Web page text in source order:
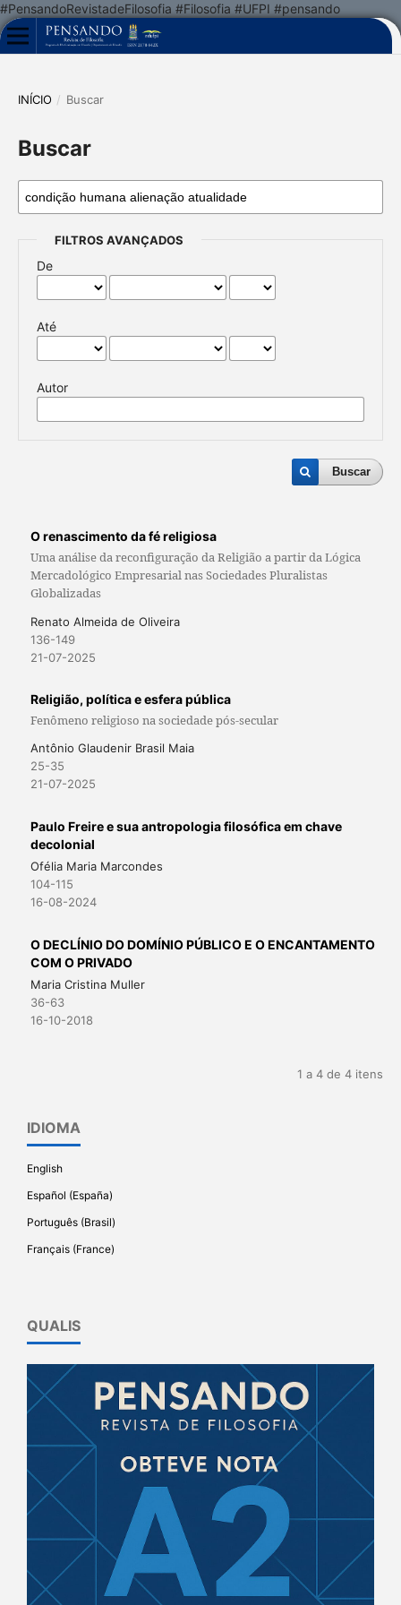
#PensandoRevistadeFilosofia #Filosofia #UFPI #pensando
INÍCIO / Buscar
Buscar
FILTROS AVANÇADOS
De
Até
Autor
Buscar
O renascimento da fé religiosa
Uma análise da reconfiguração da Religião a partir da Lógica
Mercadológico Empresarial nas Sociedades Pluralistas
Globalizadas
Renato Almeida de Oliveira
136-149
21-07-2025
Religião, política e esfera pública
Fenômeno religioso na sociedade pós-secular
Antônio Glaudenir Brasil Maia
25-35
21-07-2025
Paulo Freire e sua antropologia filosófica em chave
decolonial
Ofélia Maria Marcondes
104-115
16-08-2024
O DECLÍNIO DO DOMÍNIO PÚBLICO E O ENCANTAMENTO
COM O PRIVADO
Maria Cristina Muller
36-63
16-10-2018
1 a 4 de 4 itens
IDIOMA
English
Español (España)
Português (Brasil)
Français (France)
QUALIS